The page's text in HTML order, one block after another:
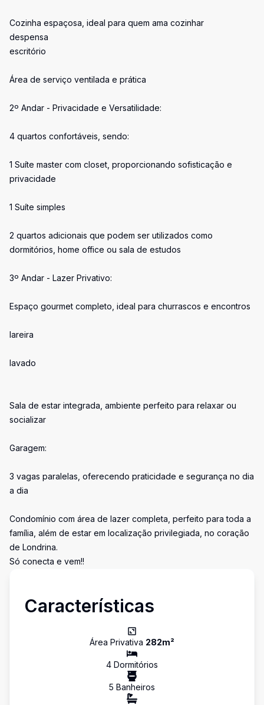
Cozinha espaçosa, ideal para quem ama cozinhar
despensa
escritório
Área de serviço ventilada e prática
2º Andar - Privacidade e Versatilidade:
4 quartos confortáveis, sendo:
1 Suíte master com closet, proporcionando sofisticação e
privacidade
1 Suíte simples
2 quartos adicionais que podem ser utilizados como
dormitórios, home office ou sala de estudos
3º Andar - Lazer Privativo:
Espaço gourmet completo, ideal para churrascos e encontros
lareira
lavado
Sala de estar integrada, ambiente perfeito para relaxar ou
socializar
Garagem:
3 vagas paralelas, oferecendo praticidade e segurança no dia
a dia
Condomínio com área de lazer completa, perfeito para toda a
família, além de estar em localização privilegiada, no coração
de Londrina.
Só conecta e vem!!
Características
Área Privativa 282m²
4 Dormitórios
5 Banheiros